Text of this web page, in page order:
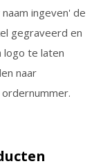
ingeven' de
gegraveerd en
logo te laten
naar
ordernummer.